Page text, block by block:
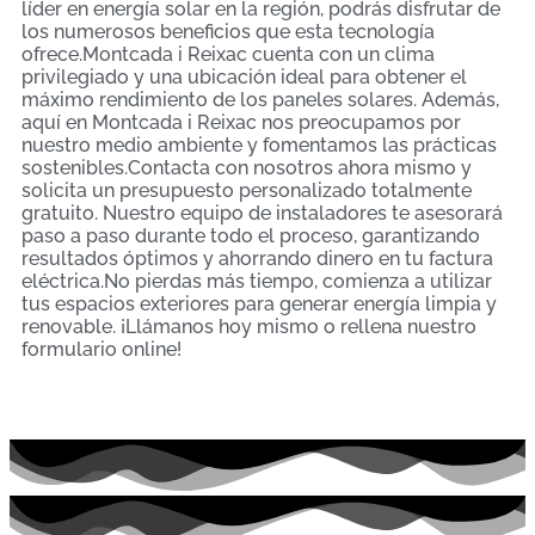
líder en energía solar en la región, podrás disfrutar de
los numerosos beneficios que esta tecnología
ofrece.Montcada i Reixac cuenta con un clima
privilegiado y una ubicación ideal para obtener el
máximo rendimiento de los paneles solares. Además,
aquí en Montcada i Reixac nos preocupamos por
nuestro medio ambiente y fomentamos las prácticas
sostenibles.Contacta con nosotros ahora mismo y
solicita un presupuesto personalizado totalmente
gratuito. Nuestro equipo de instaladores te asesorará
paso a paso durante todo el proceso, garantizando
resultados óptimos y ahorrando dinero en tu factura
eléctrica.No pierdas más tiempo, comienza a utilizar
tus espacios exteriores para generar energía limpia y
renovable. ¡Llámanos hoy mismo o rellena nuestro
formulario online!